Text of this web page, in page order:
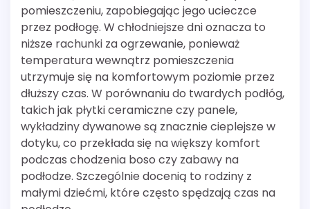
pomieszczeniu, zapobiegając jego ucieczce
przez podłogę. W chłodniejsze dni oznacza to
niższe rachunki za ogrzewanie, ponieważ
temperatura wewnątrz pomieszczenia
utrzymuje się na komfortowym poziomie przez
dłuższy czas. W porównaniu do twardych podłóg,
takich jak płytki ceramiczne czy panele,
wykładziny dywanowe są znacznie cieplejsze w
dotyku, co przekłada się na większy komfort
podczas chodzenia boso czy zabawy na
podłodze. Szczególnie docenią to rodziny z
małymi dziećmi, które często spędzają czas na